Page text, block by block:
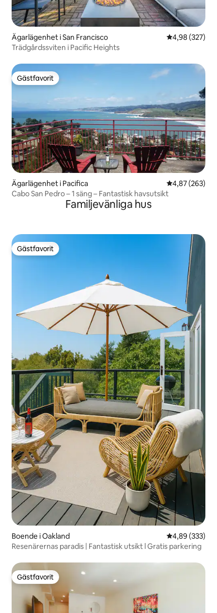
Ägarlägenhet i San Francisco 4,98 av 5 i
4,98 (327)
Trädgårdssviten i Pacific Heights
Gästfavorit
Gästfavorit
Ägarlägenhet i Pacifica 4,87 av 5 i
4,87 (263)
Cabo San Pedro – 1 säng – Fantastisk havsutsikt
Familjevänliga hus
Gästfavorit
Gästfavorit
Boende i Oakland 4,89 av 5 i
4,89 (333)
Resenärernas paradis | Fantastisk utsikt l Gratis parkering
Gästfavorit
Gästfavorit